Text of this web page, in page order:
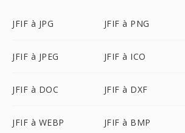
JFIF à JPG JFIF à PNG
JFIF à JPEG JFIF à ICO
JFIF à DOC JFIF à DXF
JFIF à WEBP JFIF à BMP